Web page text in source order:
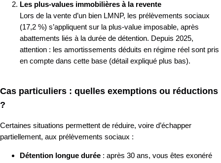
Les plus-values immobilières à la revente
Lors de la vente d’un bien LMNP, les prélèvements sociaux
(17,2 %) s’appliquent sur la plus-value imposable, après
abattements liés à la durée de détention. Depuis 2025,
attention : les amortissements déduits en régime réel sont pris
en compte dans cette base (détail expliqué plus bas).
Cas particuliers : quelles exemptions ou réductions
?
Certaines situations permettent de réduire, voire d’échapper
partiellement, aux prélèvements sociaux :
Détention longue durée : après 30 ans, vous êtes exonéré